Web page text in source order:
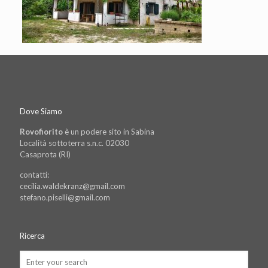
Dove Siamo
Rovofiorito è un podere sito in Sabina
Località sottoterra s.n.c. 02030
Casaprota (RI)
contatti:
cecilia.waldekranz@gmail.com
stefano.piselli@gmail.com
Ricerca